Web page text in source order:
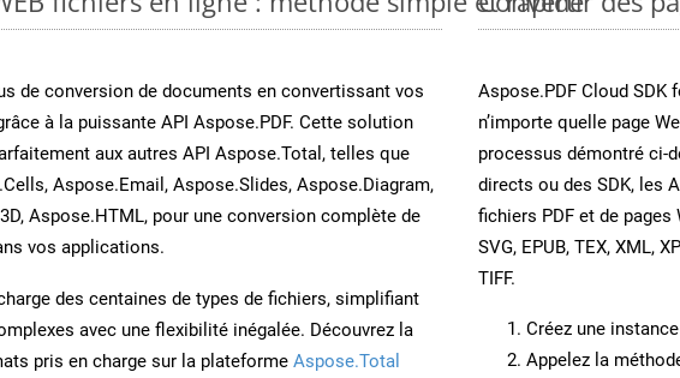
de conversion de documents en convertissant vos
à la puissante API Aspose.PDF. Cette solution
aux autres API Aspose.Total, telles que
Aspose.Email, Aspose.Slides, Aspose.Diagram,
Aspose.HTML, pour une conversion complète de
vos applications.
des centaines de types de fichiers, simplifiant
avec une flexibilité inégalée. Découvrez la
pris en charge sur la plateforme Aspose.Total
Aspose.PDF Cloud
n’importe quelle page
processus démontré ci-
directs ou des SDK, les
fichiers PDF et de
SVG, EPUB, TEX, XML,
TIFF.
Créez une
Appelez la